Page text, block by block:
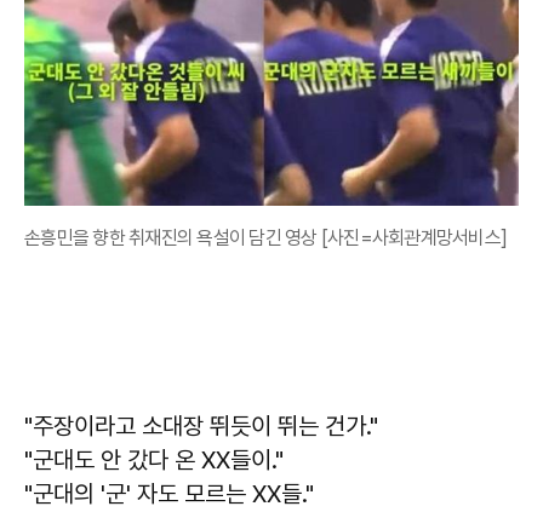
손흥민을 향한 취재진의 욕설이 담긴 영상 [사진=사회관계망서비스]
"주장이라고 소대장 뛰듯이 뛰는 건가."
"군대도 안 갔다 온 XX들이."
"군대의 '군' 자도 모르는 XX들."